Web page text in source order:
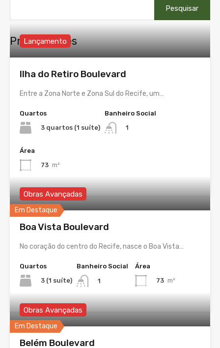
por:
Propriedades
Lançamento
Ilha do Retiro Boulevard
Entre a Zona Norte e Zona Sul do Recife, um…
Quartos
3 quartos (1 suíte)
Banheiro Social
1
Área
73 m²
Em Destaque
Obras Avançadas
Boa Vista Boulevard
No coração do centro do Recife, nasce o Boa Vista…
Quartos
3 (1 suíte)
Banheiro Social
1
Área
73 m²
Em Destaque
Obras Avançadas
Belém Boulevard